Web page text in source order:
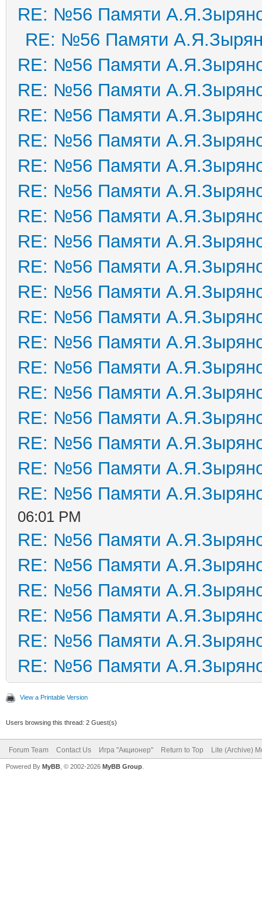
RE: №56 Памяти
RE: №56 Памяти
RE: №56 Памяти
RE: №56 Памяти
RE: №56 Памяти
RE: №56 Памяти
RE: №56 Памяти
RE: №56 Памяти
RE: №56 Памяти
RE: №56 Памяти
RE: №56 Памяти
RE: №56 Памяти
RE: №56 Памяти
RE: №56 Памяти
RE: №56 Памяти
RE: №56 Памяти
RE: №56 Памяти
RE: №56 Памяти
RE: №56 Памяти
RE: №56 Памяти
06:01 PM
RE: №56 Памяти
RE: №56 Памяти
RE: №56 Памяти
RE: №56 Памяти
RE: №56 Памяти
RE: №56 Памяти
View a Printable Version
Users browsing this thread: 2 Guest(s)
Forum Team Contact Us Игра "Акционер" Return to Top Lite (Archive)
Powered By MyBB , © 2002-2026 MyBB Group